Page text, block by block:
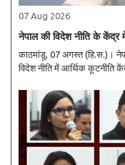
07 Aug 2026
नेपाल की विदेश नीति के केंद्र
काठमांडू, 07 अगस्त (हि.स.)।
विदेश नीति में आर्थिक कूटनीति